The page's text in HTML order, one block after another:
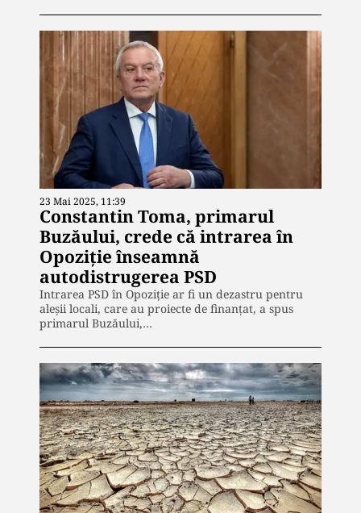
23 Mai 2025, 11:39
Constantin Toma, primarul
Buzăului, crede că intrarea în
Opoziție înseamnă
autodistrugerea PSD
Intrarea PSD în Opoziție ar fi un dezastru pentru
aleșii locali, care au proiecte de finanțat, a spus
primarul Buzăului,…